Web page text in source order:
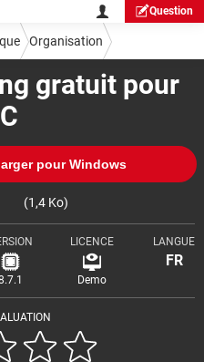
Question
gratuit pour
pour Windows
(1,4 Ko)
LICENCE
Demo
LANGUE
FR
Organisation